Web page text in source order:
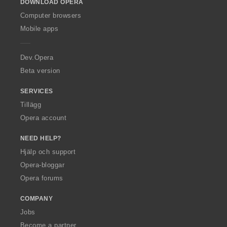
w
O
p
a
DOWNLOAD OPERA
Computer browsers
Mobile apps
Dev.Opera
Beta version
SERVICES
Tillägg
Opera account
NEED HELP?
Hjälp och support
Opera-bloggar
Opera forums
COMPANY
Jobs
Become a partner